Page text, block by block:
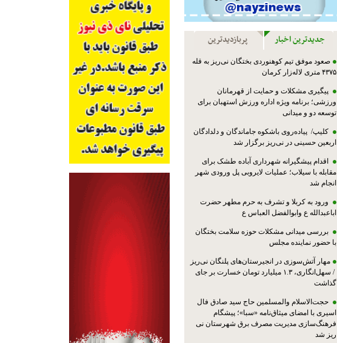
جدیدترین اخبار پربازدیدترین
صعود موفق تیم کوهنوردی بختگان نی‌ریز به قله
۴۳۷۵ متری لاله‌زار کرمان
پیگیری مشکلات و حمایت از قهرمانان
ورزشی؛ برنامه ویژه اداره ورزش استهبان برای
توسعه دو و میدانی
کلیپ/ پیاده‌روی باشکوه جاماندگان و دلدادگان
اربعین حسینی در نی‌ریز برگزار شد
اقدام پیشگیرانه شهرداری آباده طشک برای
مقابله با سیلاب؛ عملیات لایروبی پل ورودی شهر
انجام شد
ورود به کربلا و تشرف به حرم مطهر حضرت
اباعبدالله ع وابوالفضل العباس ع
بررسی میدانی مشکلات حوزه سلامت بختگان
با حضور نماینده مجلس
مهار آتش‌سوزی در انجیرستان‌های پلنگان نی‌ریز
/ سهل‌انگاری، ۱.۳ میلیارد تومان خسارت بر جای
گذاشت
حجت‌الاسلام والمسلمین حاج سید صادق فال
اسیری با امضای میثاق‌نامه «سبا»؛ پیشگام
فرهنگ‌سازی مدیریت مصرف برق شهرستان نی
ریز شد